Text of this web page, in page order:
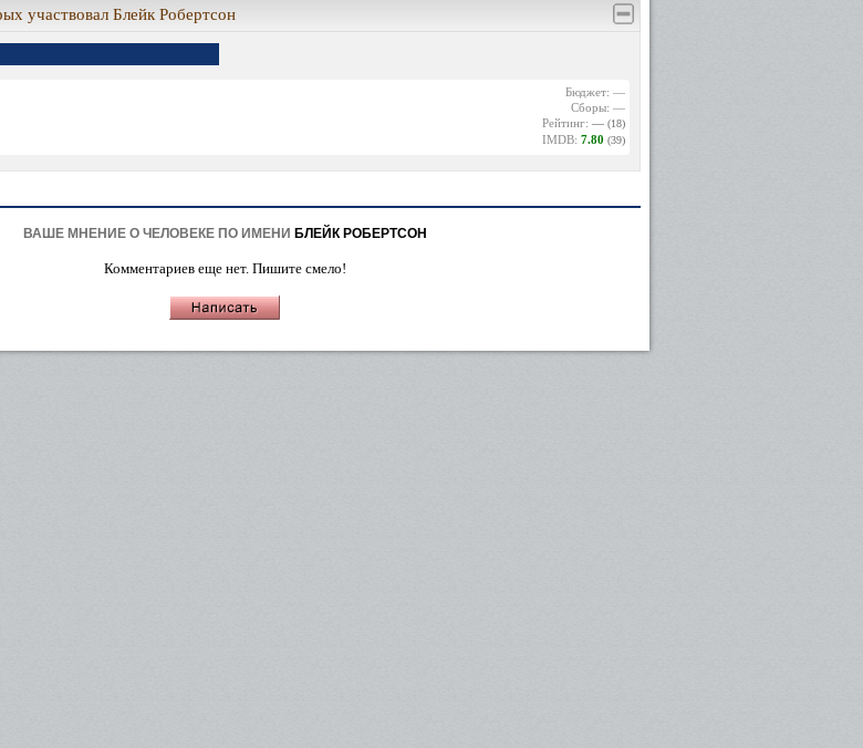
участвовал Блейк Робертсон
Бюджет: —
Сборы: —
Рейтинг: — (18)
IMDB: 7.80 (39)
ВАШЕ МНЕНИЕ О ЧЕЛОВЕКЕ ПО ИМЕНИ БЛЕЙК РОБЕРТСОН
Комментариев еще нет. Пишите смело!